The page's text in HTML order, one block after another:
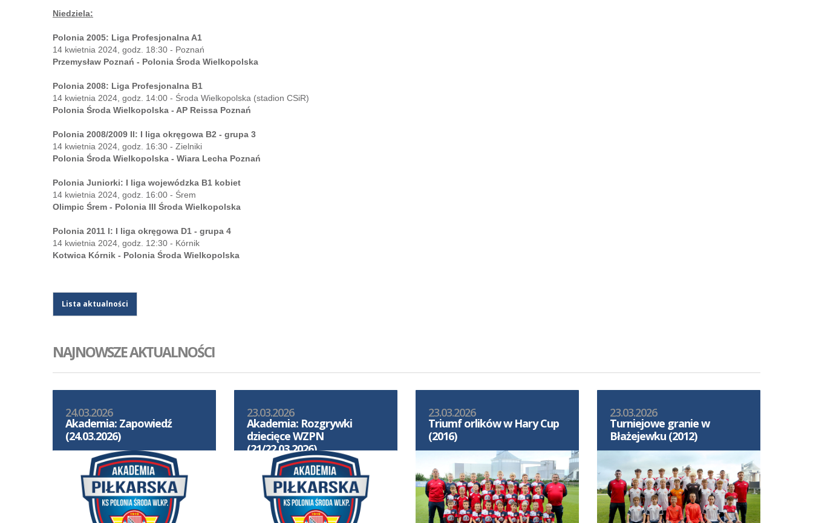
Niedziela:
Polonia 2005: Liga Profesjonalna A1
14 kwietnia 2024, godz. 18:30 - Poznań
Przemysław Poznań - Polonia Środa Wielkopolska
Polonia 2008: Liga Profesjonalna B1
14 kwietnia 2024, godz. 14:00 - Środa Wielkopolska (stadion CSiR)
Polonia Środa Wielkopolska - AP Reissa Poznań
Polonia 2008/2009 II: I liga okręgowa B2 - grupa 3
14 kwietnia 2024, godz. 16:30 - Zielniki
Polonia Środa Wielkopolska - Wiara Lecha Poznań
Polonia Juniorki: I liga wojewódzka B1 kobiet
14 kwietnia 2024, godz. 16:00 - Śrem
Olimpic Śrem - Polonia III Środa Wielkopolska
Polonia 2011 I: I liga okręgowa D1 - grupa 4
14 kwietnia 2024, godz. 12:30 - Kórnik
Kotwica Kórnik - Polonia Środa Wielkopolska
Lista aktualności
NAJNOWSZE AKTUALNOŚCI
24.03.2026
Akademia: Zapowiedź
(24.03.2026)
23.03.2026
Akademia: Rozgrywki
dziecięce WZPN
(21/22.03.2026)
23.03.2026
Triumf orlików w Hary Cup
(2016)
23.03.2026
Turniejowe granie w
Błażejewku (2012)